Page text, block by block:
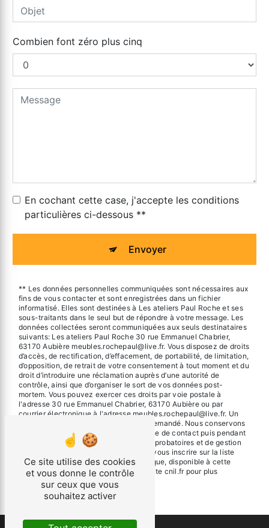
Combien font zéro plus cinq
En cochant cette case, j'accepte les conditions
particulières ci-dessous **
Envoyer
** Les données personnelles communiquées sont nécessaires aux
fins de vous contacter et sont enregistrées dans un fichier
informatisé. Elles sont destinées à Les ateliers Paul Roche et ses
sous-traitants dans le seul but de répondre à votre message. Les
données collectées seront communiquées aux seuls destinataires
suivants: Les ateliers Paul Roche 30 rue Emmanuel Chabrier,
63170 Aubière meubles.rochepaul@live.fr. Vous disposez de droits
d’accès, de rectification, d’effacement, de portabilité, de limitation,
d’opposition, de retrait de votre consentement à tout moment et du
droit d’introduire une réclamation auprès d’une autorité de
contrôle, ainsi que d’organiser le sort de vos données post-
mortem. Vous pouvez exercer ces droits par voie postale à
l'adresse 30 rue Emmanuel Chabrier, 63170 Aubière ou par
courrier électronique à l'adresse meubles.rochepaul@live.fr. Un
justificatif d'identité pourra vous être demandé. Nous conservons
vos données pendant la période de prise de contact puis pendant
la durée de prescription légale aux fins probatoires et de gestion
des contentieux. Vous avez le droit de vous inscrire sur la liste
d'opposition au démarchage téléphonique, disponible à cette
adresse: Bloctel.gouv.fr. Consultez le site cnil.fr pour plus
d’informations sur vos droits.
Ce site utilise des cookies
et vous donne le contrôle
sur ceux que vous
souhaitez activer